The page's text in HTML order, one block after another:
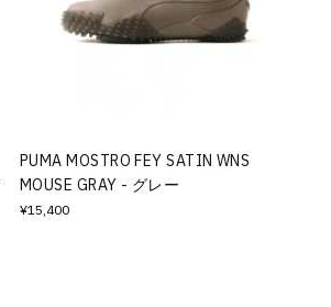
PUMA MOSTRO FEY SATIN WNS
MOUSE GRAY - グレー
¥15,400